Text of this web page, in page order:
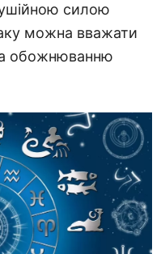
силою
можна вважати
обожнюванню